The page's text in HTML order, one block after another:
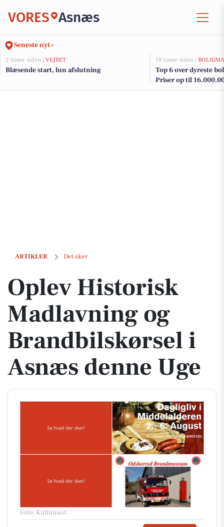
VORES Asnæs
Seneste nyt ›
2 timer siden | VEJRET
Blæsende start, lun afslutning
18 timer siden |
Top 6 over dyreste
Priser op til
ARTIKLER Det sker
Oplev Historisk Madlavning og Brandbilskørsel i Asnæs denne Uge
Oplev Historisk
Madlavning og
Brandbilskørsel i
Asnæs denne Uge
Foto: Kultunaut.